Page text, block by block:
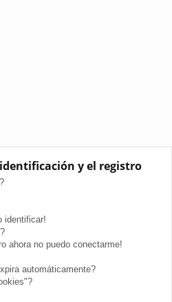
y el registro
identificar!
ahora no puedo conectarme!
automáticamente?